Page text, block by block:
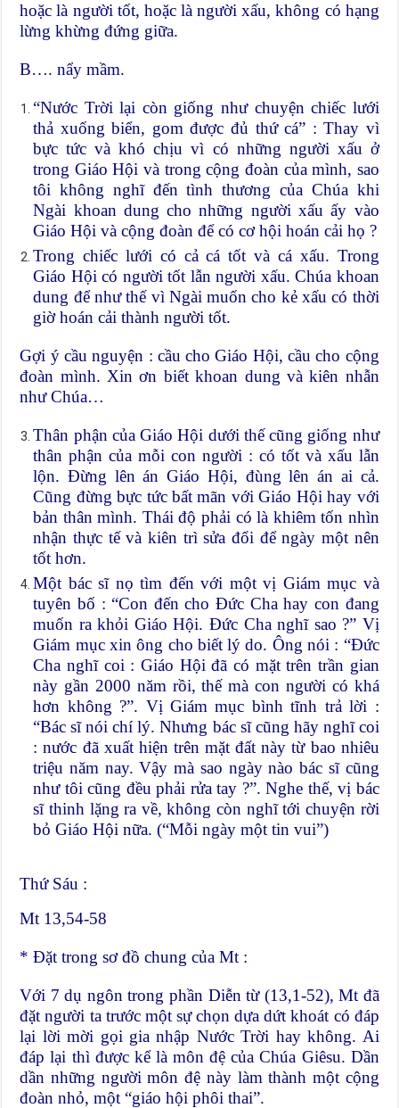
hoặc là người tốt, hoặc là người xấu, không có hạng
lừng khừng đứng giữa.
B…. nẩy mầm.
“Nước Trời lại còn giống như chuyện chiếc lưới
thả xuống biển, gom được đủ thứ cá” : Thay vì
bực tức và khó chịu vì có những người xấu ở
trong Giáo Hội và trong cộng đoàn của mình, sao
tôi không nghĩ đến tình thương của Chúa khi
Ngài khoan dung cho những người xấu ấy vào
Giáo Hội và cộng đoàn để có cơ hội hoán cải họ ?
Trong chiếc lưới có cả cá tốt và cá xấu. Trong
Giáo Hội có người tốt lẫn người xấu. Chúa khoan
dung để như thế vì Ngài muốn cho kẻ xấu có thời
giờ hoán cải thành người tốt.
Gợi ý cầu nguyện : cầu cho Giáo Hội, cầu cho cộng
đoàn mình. Xin ơn biết khoan dung và kiên nhẫn
như Chúa…
Thân phận của Giáo Hội dưới thế cũng giống như
thân phận của mỗi con người : có tốt và xấu lẫn
lộn. Đừng lên án Giáo Hội, đùng lên án ai cả.
Cũng đừng bực tức bất mãn với Giáo Hội hay với
bản thân mình. Thái độ phải có là khiêm tốn nhìn
nhận thực tế và kiên trì sửa đổi để ngày một nên
tốt hơn.
Một bác sĩ nọ tìm đến với một vị Giám mục và
tuyên bố : “Con đến cho Đức Cha hay con đang
muốn ra khỏi Giáo Hội. Đức Cha nghĩ sao ?” Vị
Giám mục xin ông cho biết lý do. Ông nói : “Đức
Cha nghĩ coi : Giáo Hội đã có mặt trên trần gian
này gần 2000 năm rồi, thế mà con người có khá
hơn không ?”. Vị Giám mục bình tĩnh trả lời :
“Bác sĩ nói chí lý. Nhưng bác sĩ cũng hãy nghĩ coi
: nước đã xuất hiện trên mặt đất này từ bao nhiêu
triệu năm nay. Vậy mà sao ngày nào bác sĩ cũng
như tôi cũng đều phải rửa tay ?”. Nghe thế, vị bác
sĩ thinh lặng ra về, không còn nghĩ tới chuyện rời
bỏ Giáo Hội nữa. (“Mỗi ngày một tin vui”)
Thứ Sáu :
Mt 13,54-58
* Đặt trong sơ đồ chung của Mt :
Với 7 dụ ngôn trong phần Diễn từ (13,1-52), Mt đã
đặt người ta trước một sự chọn dựa dứt khoát có đáp
lại lời mời gọi gia nhập Nước Trời hay không. Ai
đáp lại thì được kể là môn đệ của Chúa Giêsu. Dần
dần những người môn đệ này làm thành một cộng
đoàn nhỏ, một “giáo hội phôi thai”.